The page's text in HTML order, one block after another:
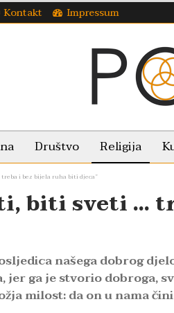
Kontakt Impressum
Društvo Religija
i bez bijela ruha biti djeca”
biti sveti …
našega dobrog
jer ga je stvorio dobroga,
milost: da on u nama